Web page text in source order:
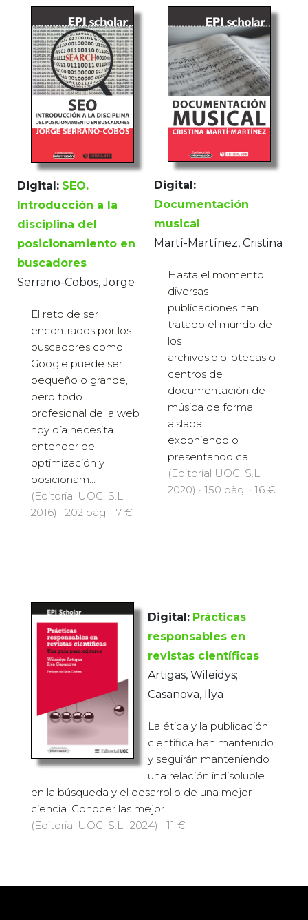
Digital: SEO.
Introducción a la
disciplina del
posicionamiento en
buscadores
Serrano-Cobos, Jorge
El reto de ser
encontrados por los
buscadores como
Google puede ser
pequeño o grande,
pero todo
profesional de la web
hoy día necesita
entender de
optimización y
posicionam...
(Editorial UOC, S.L.,
2016) · 202 pàg. · 7 €
Digital:
Documentación
musical
Martí-Martínez, Cristina
Hasta el momento,
diversas
publicaciones han
tratado el mundo de
los
archivos,bibliotecas o
centros de
documentación de
música de forma
aislada,
exponiendo o
presentando ca...
(Editorial UOC, S.L.,
2020) · 150 pàg. · 16 €
Digital: Prácticas
responsables en
revistas científicas
Artigas, Wileidys;
Casanova, Ilya
La ética y la publicación
científica han mantenido
y seguirán manteniendo
una relación indisoluble
en la búsqueda y el desarrollo de una mejor
ciencia. Conocer las mejor...
(Editorial UOC, S.L., 2024) · 11 €